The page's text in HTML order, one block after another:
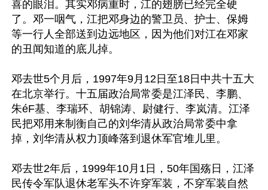
喜的眼泪。其实邓病重时，江的翅膀已经完全硬
了。邓一咽气，江把邓身边的警卫员、护士、保姆
等一行人全部送到边远地区，因为他们对江在邓家
的丑闻知道的底儿掉。
邓去世5个月后，1997年9月12日至18日中共十五大
在北京举行。十五届政治局常委是江泽民、李鹏、
朱éF基、李瑞环、胡锦涛、尉健行、李岚清。江泽
民把邓用来制衡自己的刘华清从政治局常委中拿
掉，刘华清从权力顶峰落到退休军官堆儿里。
邓去世2年后，1999年10月1日，50年国殇日，江泽
民传令军队退休老军头不许穿军装，不穿军装自然